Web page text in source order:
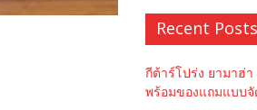
Recent Posts
กีต้าร์โปร่ง ยามาฮ่
พร้อมของแถมแบบจั